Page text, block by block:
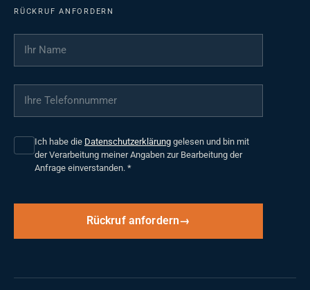
RÜCKRUF ANFORDERN
Ihr Name
Ihre Telefonnummer
Ich habe die Datenschutzerklärung gelesen und bin mit
der Verarbeitung meiner Angaben zur Bearbeitung der
Anfrage einverstanden. *
Rückruf anfordern